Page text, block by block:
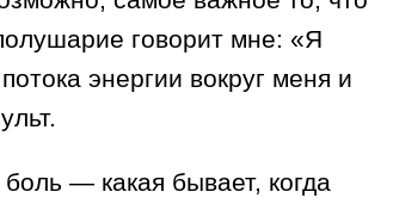
говорит мне: «Я
энергии вокруг меня и
— какая бывает, когда